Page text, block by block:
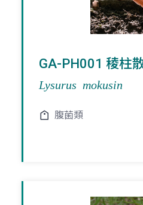
GA-PH001 稜柱
Lysurus mokusin
腹菌類